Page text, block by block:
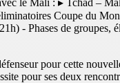
Coupe du
- Phases de groupes,
pour cette
pour ses deux